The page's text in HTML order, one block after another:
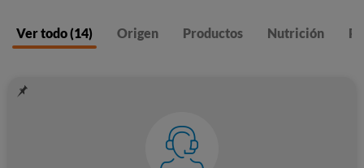
Ver todo (14) Origen Productos Nutrición